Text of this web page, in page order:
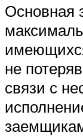
Основная
не
связи с